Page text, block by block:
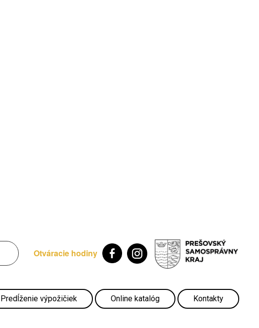
Otváracie hodiny
Predĺženie výpožičiek Online katalóg Kontakty